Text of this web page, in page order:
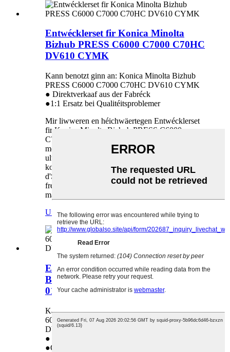
Entwécklerset fir Konica Minolta
Bizhub PRESS C6000 C7000 C70HC
DV610 CYMK
Kann benotzt ginn an: Konica Minolta Bizhub
PRESS C6000 C7000 C70HC DV610 CYMK
● Direktverkaaf aus der Fabréck
●1:1 Ersatz bei Qualitéitsproblemer
Mir liwweren en héichwäertegen Entwécklerset
fir Konica Minolta Bizhub PRESS C6000
C7000 C70HC DV610 CYMK. Honhai huet
méi wéi 6000 Zorte vu Produkter, de beschten
ultimativen One-Stop-Service. Mir hunn eng
komplett Produktpalette, Liwwerkanäl an
d'Striewen no exzellenter Clientserfahrung. Mir
freeën eis häerzlech drop, e laangfristege Partner
mat Iech ze ginn!
UfroDetail
Entwécklereenheet fir Konica Minolta
Bizhub 600 601 750 751 57AA30600-
01 591403R7 DV710 DV-710
Kann benotzt ginn an: Konica Minolta Bizhub
600 601 750 751 57AA30600-01 591403R7
DV710 DV-710
● Direktverkaaf aus der Fabréck
●Qualitéitsgarantie: 18 Méint